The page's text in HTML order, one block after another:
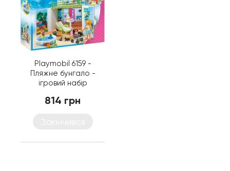
Playmobil 6159 -
Пляжне бунгало -
ігровий набір
814 грн